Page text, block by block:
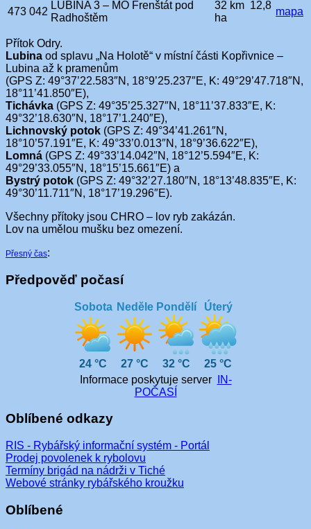
473 042
LUBINA 3 – MO Frenštát pod
Radhoštěm
32 km 12,8
ha
mapa
Přítok Odry.
Lubina od splavu „Na Holotě“ v místní části Kopřivnice –
Lubina až k pramenům
(GPS Z: 49°37’22.583″N, 18°9’25.237″E, K: 49°29’47.718″N,
18°11’41.850″E),
Tichávka (GPS Z: 49°35’25.327″N, 18°11’37.833″E, K:
49°32’18.630″N, 18°17’1.240″E),
Lichnovský potok (GPS Z: 49°34’41.261″N,
18°10’57.191″E, K: 49°33’0.013″N, 18°9’36.622″E),
Lomná (GPS Z: 49°33’14.042″N, 18°12’5.594″E, K:
49°29’33.055″N, 18°15’15.661″E) a
Bystrý potok (GPS Z: 49°32’27.180″N, 18°13’48.835″E, K:
49°30’11.711″N, 18°17’19.296″E).
Všechny přítoky jsou CHRO – lov ryb zakázán.
Lov na umělou mušku bez omezení.
Přesný čas:
Předpověď počasí
Sobota
24 °C
Neděle
27 °C
Pondělí
32 °C
Úterý
25 °C
Informace poskytuje server
IN-
POČASÍ
Oblíbené odkazy
RIS - Rybářský informační systém - Portál
Prodej povolenek k rybolovu
Termíny brigád na nádrži v Tiché
Webové stránky rybářského kroužku
Oblíbené